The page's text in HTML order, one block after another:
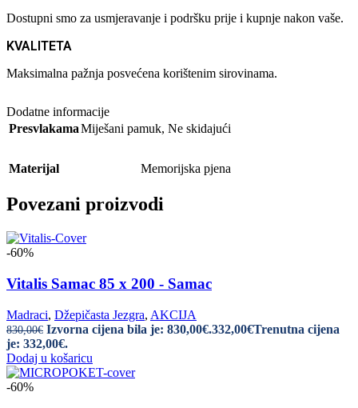
Dostupni smo za usmjeravanje i podršku prije i kupnje nakon vaše.
KVALITETA
Maksimalna pažnja posvećena korištenim sirovinama.
Dodatne informacije
PresvlakamaMiješani pamuk, Ne skidajući
Materijal Memorijska pjena
Povezani proizvodi
-60%
Vitalis Samac 85 x 200 - Samac
Madraci, Džepičasta Jezgra, AKCIJA
830,00€ Izvorna cijena bila je: 830,00€.332,00€Trenutna cijena
je: 332,00€.
Dodaj u košaricu
-60%